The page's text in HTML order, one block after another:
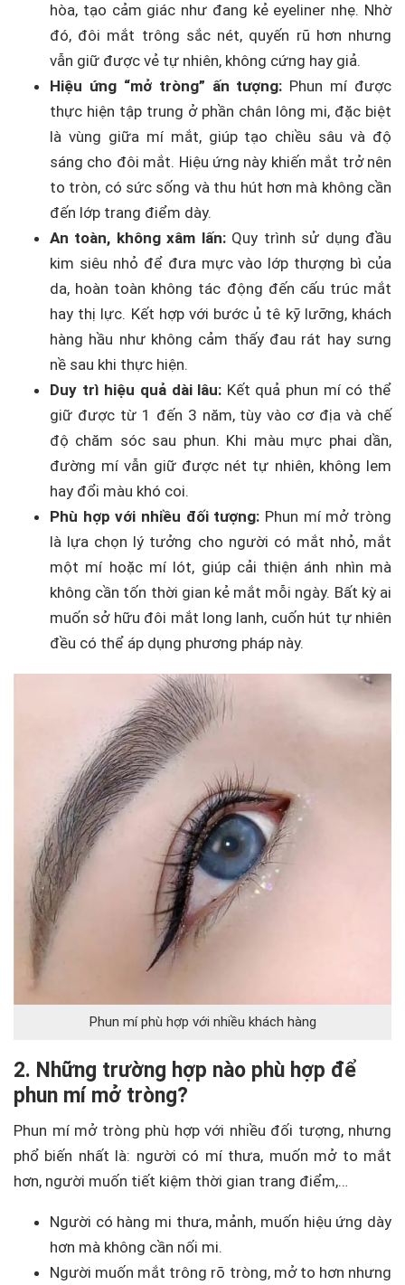
hòa, tạo cảm giác như đang kẻ eyeliner nhẹ. Nhờ
đó, đôi mắt trông sắc nét, quyến rũ hơn nhưng
vẫn giữ được vẻ tự nhiên, không cứng hay giả.
Hiệu ứng “mở tròng” ấn tượng: Phun mí được
thực hiện tập trung ở phần chân lông mi, đặc biệt
là vùng giữa mí mắt, giúp tạo chiều sâu và độ
sáng cho đôi mắt. Hiệu ứng này khiến mắt trở nên
to tròn, có sức sống và thu hút hơn mà không cần
đến lớp trang điểm dày.
An toàn, không xâm lấn:Quy trình sử dụng đầu
kim siêu nhỏ để đưa mực vào lớp thượng bì của
da, hoàn toàn không tác động đến cấu trúc mắt
hay thị lực. Kết hợp với bước ủ tê kỹ lưỡng, khách
hàng hầu như không cảm thấy đau rát hay sưng
nề sau khi thực hiện.
Duy trì hiệu quả dài lâu: Kết quả phun mí có thể
giữ được từ 1 đến 3 năm, tùy vào cơ địa và chế
độ chăm sóc sau phun. Khi màu mực phai dần,
đường mí vẫn giữ được nét tự nhiên, không lem
hay đổi màu khó coi.
Phù hợp với nhiều đối tượng: Phun mí mở tròng
là lựa chọn lý tưởng cho người có mắt nhỏ, mắt
một mí hoặc mí lót, giúp cải thiện ánh nhìn mà
không cần tốn thời gian kẻ mắt mỗi ngày. Bất kỳ ai
muốn sở hữu đôi mắt long lanh, cuốn hút tự nhiên
đều có thể áp dụng phương pháp này.
Phun mí phù hợp với nhiều khách hàng
2. Những trường hợp nào phù hợp để
phun mí mở tròng?
Phun mí mở tròng phù hợp với nhiều đối tượng, nhưng
phổ biến nhất là: người có mí thưa, muốn mở to mắt
hơn, người muốn tiết kiệm thời gian trang điểm,…
Người có hàng mi thưa, mảnh, muốn hiệu ứng dày
hơn mà không cần nối mi.
Người muốn mắt trông rõ tròng, mở to hơn nhưng